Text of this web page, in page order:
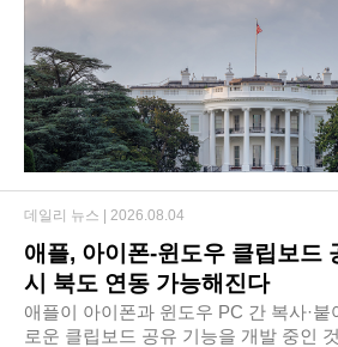
애플, 아이폰-윈도우 클립보드
시 북도 연동 가능해진다
애플이 아이폰과 윈도우 PC 간 복사·
로운 클립보드 공유 기능을 개발 중인
데일리 뉴스 | 2026.08.04